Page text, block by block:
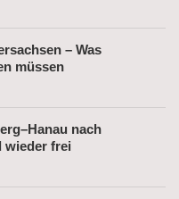
– Was
müssen
nach
wieder frei